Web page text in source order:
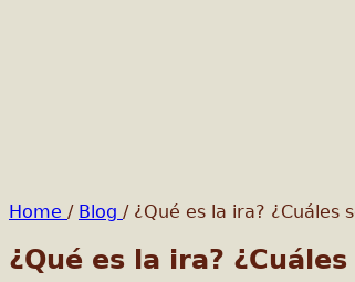
Home / Blog / ¿Qué es la ira? ¿Cuáles
¿Qué es la ira?